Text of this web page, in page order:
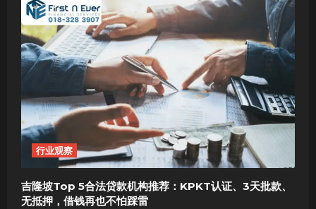
行业观察
吉隆坡Top 5合法贷款机构推荐：KPKT认证、3天批款、
无抵押，借钱再也不怕踩雷